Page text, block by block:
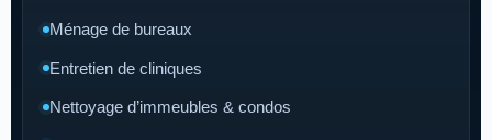
Ménage de bureaux
Entretien de cliniques
Nettoyage d’immeubles & condos